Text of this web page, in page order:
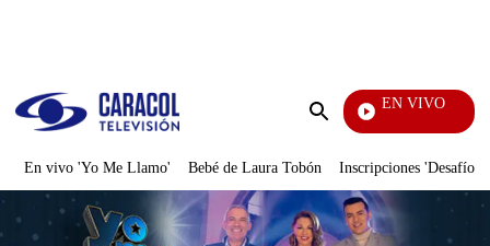
Enviar
EN VIVO
En vivo 'Yo Me Llamo' Bebé de Laura Tobón Inscripciones 'Desafío'